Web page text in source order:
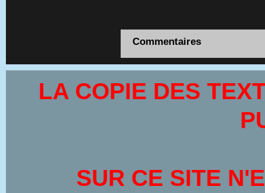
Commentaires
LA COPIE DES
SUR CE SITE